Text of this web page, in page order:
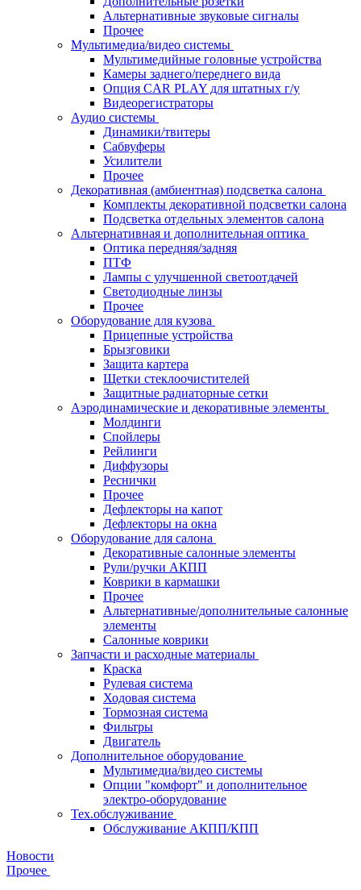
Альтернативные звуковые сигналы
Прочее
Мультимедиа/видео системы
Мультимедийные головные устройства
Камеры заднего/переднего вида
Опция CAR PLAY для штатных г/у
Видеорегистраторы
Аудио системы
Динамики/твитеры
Сабвуферы
Усилители
Прочее
Декоративная (амбиентная) подсветка салона
Комплекты декоративной подсветки салона
Подсветка отдельных элементов салона
Альтернативная и дополнительная оптика
Оптика передняя/задняя
ПТФ
Лампы с улучшенной светоотдачей
Светодиодные линзы
Прочее
Оборудование для кузова
Прицепные устройства
Брызговики
Защита картера
Щетки стеклоочистителей
Защитные радиаторные сетки
Аэродинамические и декоративные элементы
Молдинги
Спойлеры
Рейлинги
Диффузоры
Реснички
Прочее
Дефлекторы на капот
Дефлекторы на окна
Оборудование для салона
Декоративные салонные элементы
Рули/ручки АКПП
Коврики в кармашки
Прочее
Альтернативные/дополнительные салонные
элементы
Салонные коврики
Запчасти и расходные материалы
Краска
Рулевая система
Ходовая система
Тормозная система
Фильтры
Двигатель
Дополнительное оборудование
Мультимедиа/видео системы
Опции "комфорт" и дополнительное
электро-оборудование
Тех.обслуживание
Обслуживание АКПП/КПП
Новости
Прочее